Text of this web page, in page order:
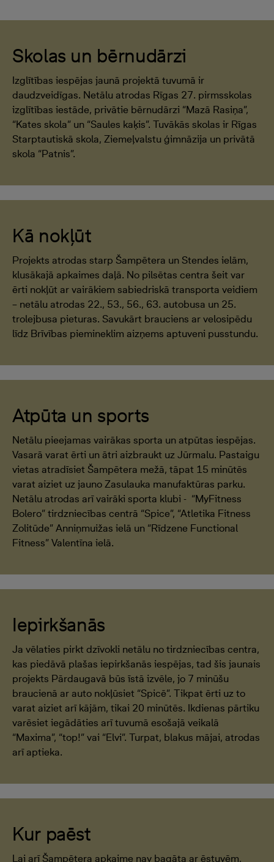
Skolas un bērnudārzi
Izglītības iespējas jaunā projektā tuvumā ir
daudzveidīgas. Netālu atrodas Rīgas 27. pirmsskolas
izglītības iestāde, privātie bērnudārzi “Mazā Rasiņa”,
“Kates skola” un “Saules kaķis”. Tuvākās skolas ir Rīgas
Starptautiskā skola, Ziemeļvalstu ģimnāzija un privātā
skola “Patnis”.
Kā nokļūt
Projekts atrodas starp Šampētera un Stendes ielām,
klusākajā apkaimes daļā. No pilsētas centra šeit var
ērti nokļūt ar vairākiem sabiedriskā transporta veidiem
– netālu atrodas 22., 53., 56., 63. autobusa un 25.
trolejbusa pieturas. Savukārt brauciens ar velosipēdu
līdz Brīvības piemineklim aizņems aptuveni pusstundu.
Atpūta un sports
Netālu pieejamas vairākas sporta un atpūtas iespējas.
Vasarā varat ērti un ātri aizbraukt uz Jūrmalu. Pastaigu
vietas atradīsiet Šampētera mežā, tāpat 15 minūtēs
varat aiziet uz jauno Zasulauka manufaktūras parku.
Netālu atrodas arī vairāki sporta klubi - “MyFitness
Bolero” tirdzniecības centrā “Spice”, “Atletika Fitness
Zolitūde” Anniņmuižas ielā un “Rīdzene Functional
Fitness” Valentīna ielā.
Iepirkšanās
Ja vēlaties pirkt dzīvokli netālu no tirdzniecības centra,
kas piedāvā plašas iepirkšanās iespējas, tad šis jaunais
projekts Pārdaugavā būs īstā izvēle, jo 7 minūšu
braucienā ar auto nokļūsiet “Spicē”. Tikpat ērti uz to
varat aiziet arī kājām, tikai 20 minūtēs. Ikdienas pārtiku
varēsiet iegādāties arī tuvumā esošajā veikalā
“Maxima”, “top!” vai “Elvi”. Turpat, blakus mājai, atrodas
arī aptieka.
Kur paēst
Lai arī Šampētera apkaime nav bagāta ar ēstuvēm,